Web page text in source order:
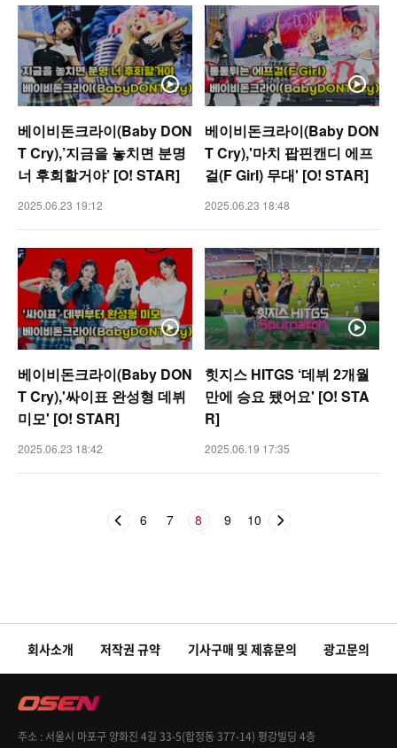
베이비돈크라이(Baby DON
T Cry),’지금을 놓치면 분명
너 후회할거야’ [O! STAR]
2025.06.23 19:12
베이비돈크라이(Baby DON
T Cry),'마치 팝핀캔디 에프
걸(F Girl) 무대' [O! STAR]
2025.06.23 18:48
베이비돈크라이(Baby DON
T Cry),'싸이표 완성형 데뷔
미모' [O! STAR]
2025.06.23 18:42
힛지스 HITGS ‘데뷔 2개월
만에 승요 됐어요' [O! STA
R]
2025.06.19 17:35
6 7 8 9 10
회사소개 저작권 규약 기사구매 및 제휴문의 광고문의
주소
서울시 마포구 양화진 4길 33-5(합정동 377-14) 평강빌딩 4층